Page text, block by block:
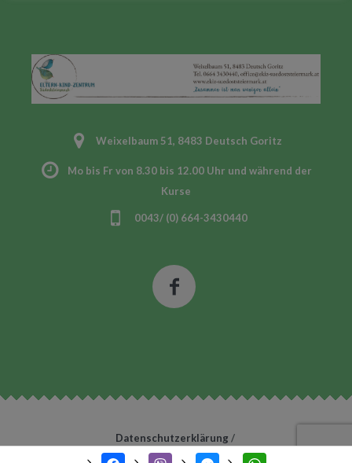
Weixelbaum 51, 8483 Deutsch Goritz
Mo bis Fr von 8.30 bis 12.00 Uhr und während der
Kurse
0043/ (0) 664-3430440
Datenschutzerklärung /
EKiZ Region Radkersburg© 2020 / All Rights Reserved